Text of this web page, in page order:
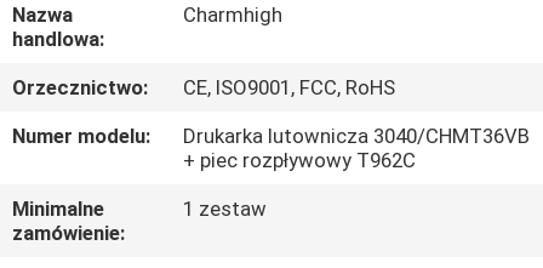
WYCIECZKA
FABRYCZNA
JAKOŚCI
Nazwa
handlowa:
Charmhigh
Orzecznictwo:
CE, ISO9001, FCC, RoHS
Numer modelu:
Drukarka lutownicza 3040/CHMT36VB
+ piec rozpływowy T962C
Minimalne
zamówienie:
1 zestaw